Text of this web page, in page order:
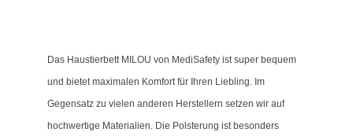
Das Haustierbett MILOU von MediSafety ist super bequem
und bietet maximalen Komfort für Ihren Liebling. Im
Gegensatz zu vielen anderen Herstellern setzen wir auf
hochwertige Materialien. Die Polsterung ist besonders